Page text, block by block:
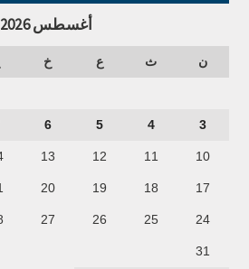
أغسطس 2026
ن ث ع خ
3
4
5
6
10
11
12
13
17
18
19
20
24
25
26
27
31